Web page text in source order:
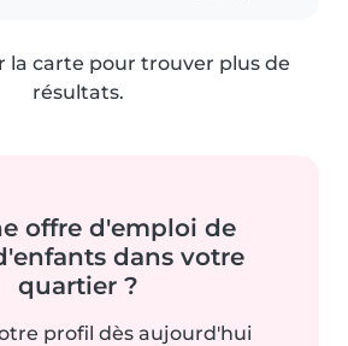
la carte pour trouver plus de
résultats.
offre d'emploi de
dans votre
quartier ?
profil dès aujourd'hui